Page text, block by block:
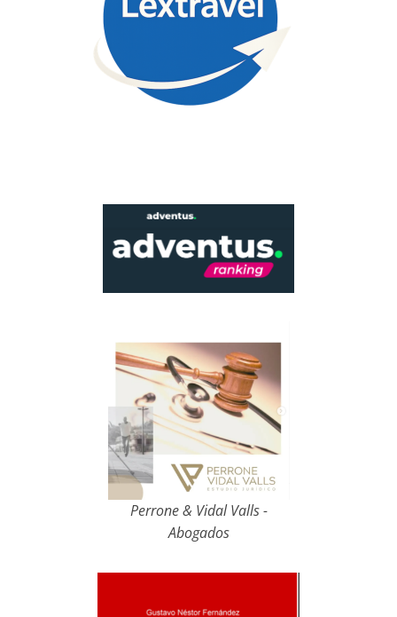
Perrone & Vidal Valls -
Abogados